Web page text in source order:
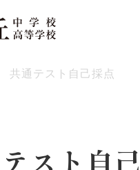
学校長メッセージ
共通テスト自己採点